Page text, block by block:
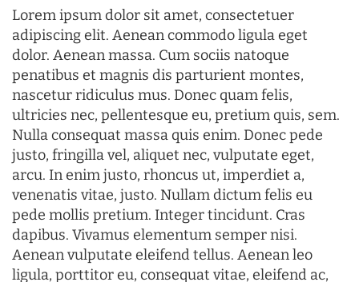
Lorem ipsum dolor sit amet, consectetuer
adipiscing elit. Aenean commodo ligula eget
dolor. Aenean massa. Cum sociis natoque
penatibus et magnis dis parturient montes,
nascetur ridiculus mus. Donec quam felis,
ultricies nec, pellentesque eu, pretium quis, sem.
Nulla consequat massa quis enim. Donec pede
justo, fringilla vel, aliquet nec, vulputate eget,
arcu. In enim justo, rhoncus ut, imperdiet a,
venenatis vitae, justo. Nullam dictum felis eu
pede mollis pretium. Integer tincidunt. Cras
dapibus. Vivamus elementum semper nisi.
Aenean vulputate eleifend tellus. Aenean leo
ligula, porttitor eu, consequat vitae, eleifend ac,